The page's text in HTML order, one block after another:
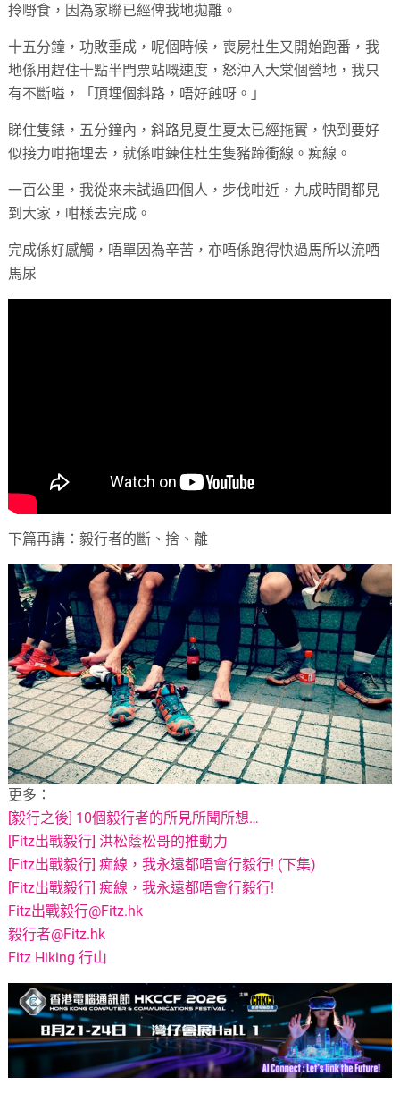
拎嘢食，因為家聯已經俾我地拋離。
十五分鐘，功敗垂成，呢個時候，喪屍杜生又開始跑番，我
地係用趕住十點半閂票站嘅速度，怒沖入大棠個營地，我只
有不斷嗌，「頂埋個斜路，唔好蝕呀。」
睇住隻錶，五分鐘內，斜路見夏生夏太已經拖實，快到要好
似接力咁拖埋去，就係咁鍊住杜生隻豬蹄衝線。痴線。
一百公里，我從來未試過四個人，步伐咁近，九成時間都見
到大家，咁樣去完成。
完成係好感觸，唔單因為辛苦，亦唔係跑得快過馬所以流哂
馬尿
下篇再講：毅行者的斷、捨、離
更多：
[毅行之後] 10個毅行者的所見所聞所想…
[Fitz出戰毅行] 洪松蔭松哥的推動力
[Fitz出戰毅行] 痴線，我永遠都唔會行毅行! (下集)
[Fitz出戰毅行] 痴線，我永遠都唔會行毅行!
Fitz出戰毅行@Fitz.hk
毅行者@Fitz.hk
Fitz Hiking 行山